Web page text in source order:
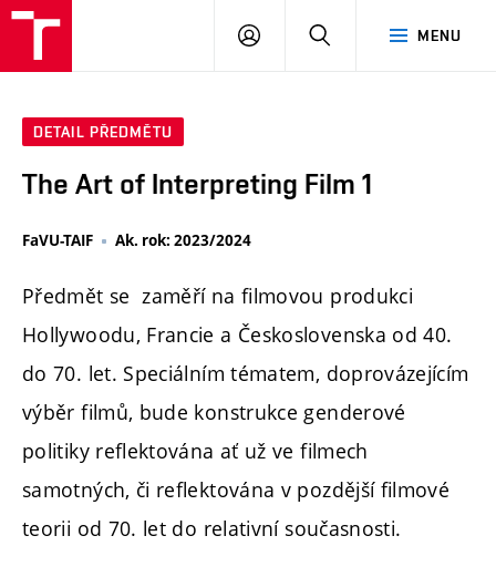
MENU
PŘIHLÁSIT
DETAIL PŘEDMĚTU
The Art of Interpreting Film 1
FaVU-TAIF Ak. rok: 2023/2024
Předmět se zaměří na filmovou produkci
Hollywoodu, Francie a Československa od 40.
do 70. let. Speciálním tématem, doprovázejícím
výběr filmů, bude konstrukce genderové
politiky reflektována ať už ve filmech
samotných, či reflektována v pozdější filmové
teorii od 70. let do relativní současnosti.